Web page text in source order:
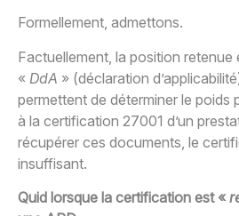
Formellement, admettons.
Factuellement, la position retenue
« DdA » (déclaration
permettent de déterminer le poids
à la certification 27001 d’un
récupérer ces documents, le
insuffisant.
Quid lorsque la certification est «